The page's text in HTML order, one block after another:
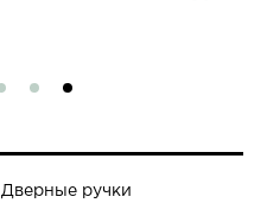
Дверные ручки